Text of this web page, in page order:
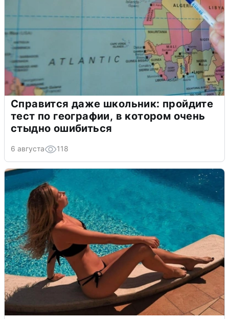
Справится даже школьник: пройдите
тест по географии, в котором очень
стыдно ошибиться
6 августа 118